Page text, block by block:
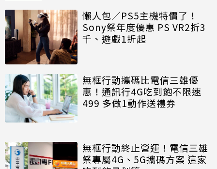
懶人包／PS5主機特價了！
Sony祭年度優惠 PS VR2折3
千、遊戲1折起
無框行動攜碼比電信三雄優
惠！通訊行4G吃到飽不限速
499 多做1動作送禮券
無框行動終止營運！電信三雄
祭專屬4G、5G攜碼方案 這家